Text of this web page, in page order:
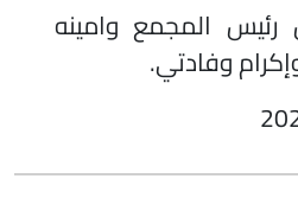
رئيس المجمع وامينه
وفادتي.